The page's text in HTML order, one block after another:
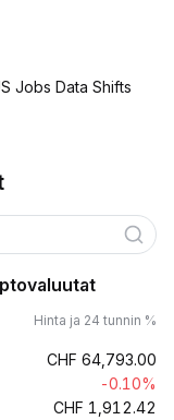
Jobs Data Shifts
Hinta ja 24 tunnin %
CHF 64,793.00
-0.10%
CHF 1,912.42